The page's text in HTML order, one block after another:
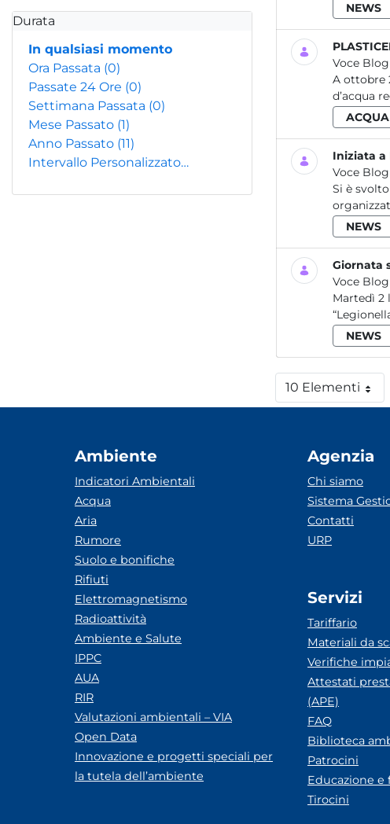
Durata
In qualsiasi momento
Ora Passata (0)
Passate 24 Ore (0)
Settimana Passata (0)
Mese Passato (1)
Anno Passato (11)
Intervallo Personalizzato…
NEWS
Voce Blog
A ottobre
d’acqua
ACQUA
Iniziata a
Voce Blog
Si è
NEWS
Giornata
Voce Blog
Martedì 2
NEWS
10 Elementi
Per
Ambiente
Indicatori Ambientali
Acqua
Aria
Rumore
Suolo e bonifiche
Rifiuti
Elettromagnetismo
Radioattività
Ambiente e Salute
IPPC
AUA
RIR
Valutazioni ambientali – VIA
Open Data
Innovazione e progetti speciali per
la tutela dell’ambiente
Agenzia
Chi siamo
Sistema
Contatti
URP
Servizi
Tariffario
Materiali da
Verifiche
Attestati
(APE)
FAQ
Biblioteca
Patrocini
Educazione e
Tirocini